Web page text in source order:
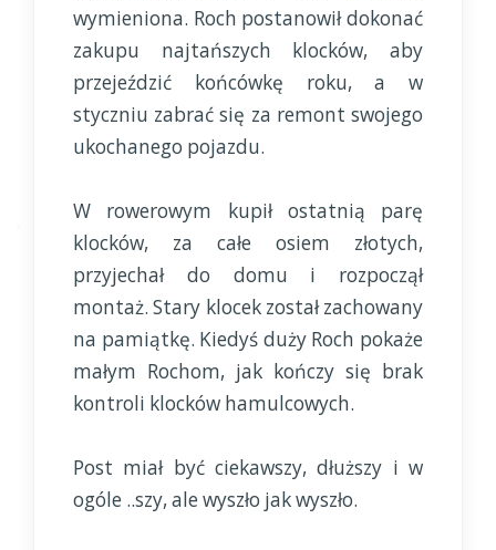
wymieniona. Roch postanowił dokonać
zakupu najtańszych klocków, aby
przejeździć końcówkę roku, a w
styczniu zabrać się za remont swojego
ukochanego pojazdu.
W rowerowym kupił ostatnią parę
klocków, za całe osiem złotych,
przyjechał do domu i rozpoczął
montaż. Stary klocek został zachowany
na pamiątkę. Kiedyś duży Roch pokaże
małym Rochom, jak kończy się brak
kontroli klocków hamulcowych.
Post miał być ciekawszy, dłuższy i w
ogóle ..szy, ale wyszło jak wyszło.